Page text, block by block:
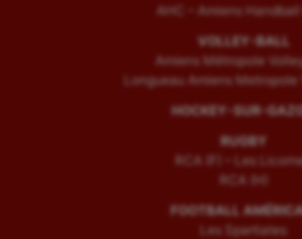
AHC – Amiens
VOLLEY-BALL
Amiens Métropole
Longueau Amiens Metropole
HOCKEY-SUR-
RUGBY
RCA (F) – Les
RCA (H)
FOOTBALL
Les Spartiates